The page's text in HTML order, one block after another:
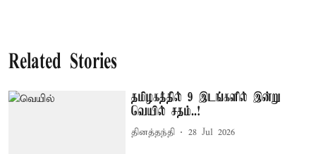
Related Stories
தமிழகத்தில் 9 இடங்களில் இன்று
வெயில் சதம்..!
தினத்தந்தி 28 Jul 2026